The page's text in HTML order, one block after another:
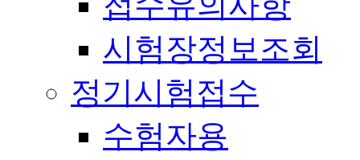
시험장정보조회
정기시험접수
수험자용